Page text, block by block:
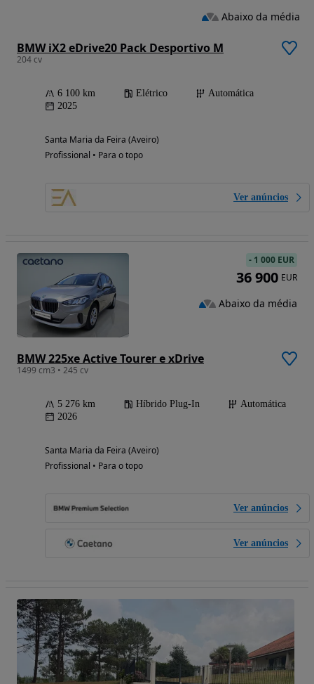
BMW iX2 eDrive20 Pack Desportivo M
204 cv
6 100 km Elétrico
Automática
2025
Santa Maria da Feira (Aveiro)
Profissional • Para o topo
Ver anúncios
Abaixo da média
BMW 225xe Active Tourer e xDrive
1499 cm3 • 245 cv
5 276 km Híbrido Plug-In
Automática
2026
Santa Maria da Feira (Aveiro)
Profissional • Para o topo
Ver anúncios
Ver anúncios
- 1 000 EUR
36 900 EUR
Abaixo da média